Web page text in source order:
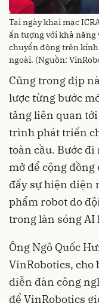
Tại ngày khai mạc
ấn tượng với khả năng
chuyển động trên
ngoài. (Nguồn:
Cũng trong dịp
lược từng bước
tảng liên quan
trình phát triển
toàn cầu. Bước
mở để cộng
đẩy sự hiện diện
phẩm robot do
trong làn sóng AI
Ông Ngô Quốc
VinRobotics, cho
diễn đàn công
để VinRobotics